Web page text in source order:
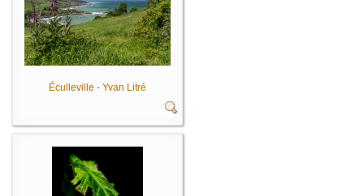
Éculleville - Yvan Litré